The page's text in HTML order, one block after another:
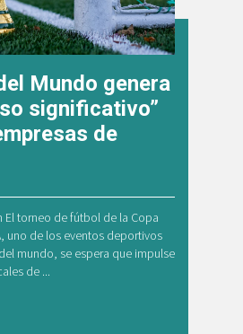
Mundo genera
significativo”
de
El torneo de fútbol de la Copa
uno de los eventos deportivos
mundo, se espera que impulse
de ...